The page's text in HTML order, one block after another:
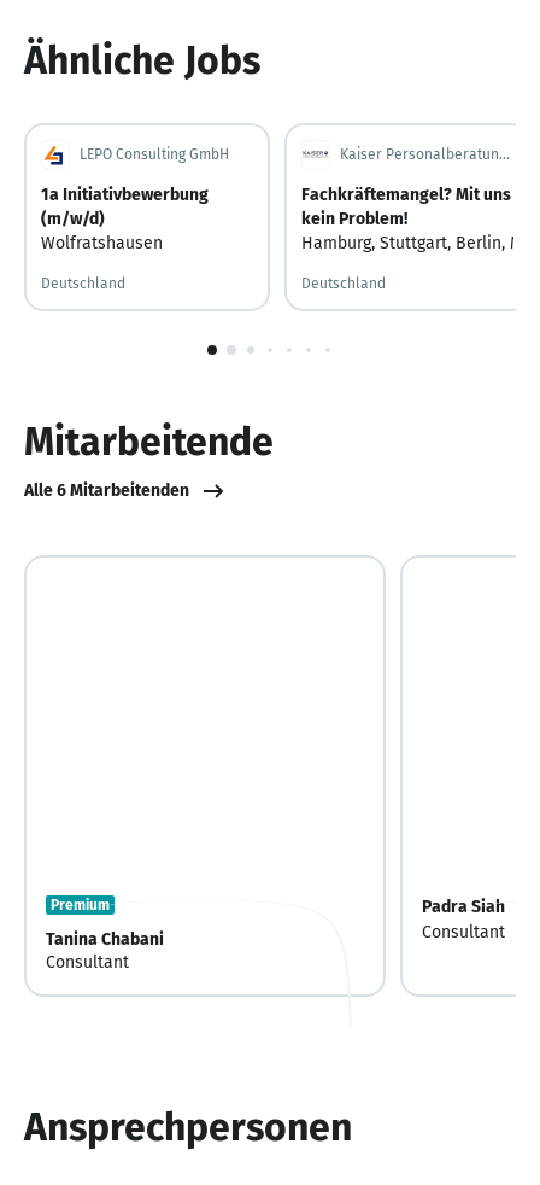
Ähnliche Jobs
LEPO Consulting GmbH
1a Initiativbewerbung
(m/w/d)
Wolfratshausen
Deutschland
Kaiser Personalberatung GmbH
Fachkräftemangel? Mit uns
kein Problem!
Hamburg, Stuttgart, Berlin,
Deutschland
Mitarbeitende
Alle 6 Mitarbeitenden
Premium
Tanina Chabani
Consultant
Padra Siah
Consultant
Ansprechpersonen